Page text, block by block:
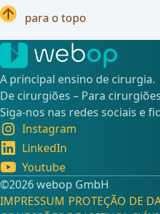
para o topo
A principal ensino de cirurgia.
De cirurgiões – Para
Siga-nos nas redes sociais e
Instagram
LinkedIn
Youtube
©️2026 webop GmbH
IMPRESSUM PROTEÇÃO DE